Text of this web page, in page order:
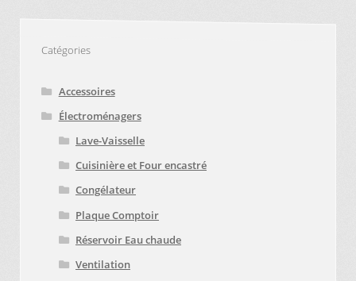
Catégories
Accessoires
Électroménagers
Lave-Vaisselle
Cuisinière et Four encastré
Congélateur
Plaque Comptoir
Réservoir Eau chaude
Ventilation